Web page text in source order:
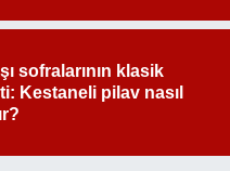
sofralarının klasik
Kestaneli pilav nasıl